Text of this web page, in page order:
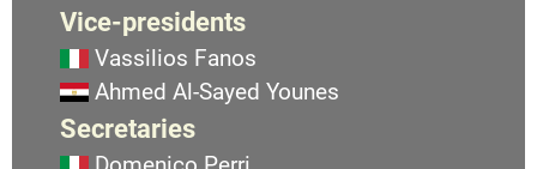
Vice-presidents
Vassilios Fanos
Ahmed Al-Sayed Younes
Secretaries